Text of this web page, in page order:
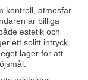
kontroll, atmosfär
är billiga
estetik och
ett solitt intryck
lager för att